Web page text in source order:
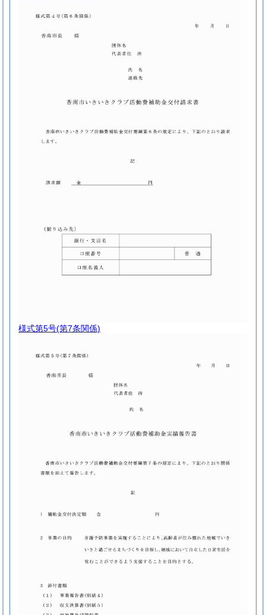
様式第5号(第7条関係)